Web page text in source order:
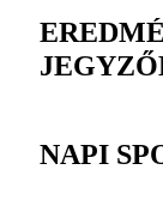
NAPI